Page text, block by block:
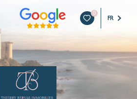
0
FR